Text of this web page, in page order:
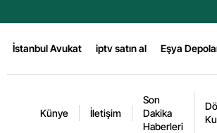
İstanbul Avukat iptv satın al Eşya
Künye İletişim
Son
Dakika
Haberleri